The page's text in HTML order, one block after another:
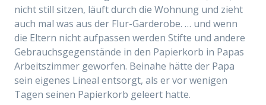
nicht still sitzen, läuft durch die Wohnung und zieht
auch mal was aus der Flur-Garderobe. … und wenn
die Eltern nicht aufpassen werden Stifte und andere
Gebrauchsgegenstände in den Papierkorb in Papas
Arbeitszimmer geworfen. Beinahe hätte der Papa
sein eigenes Lineal entsorgt, als er vor wenigen
Tagen seinen Papierkorb geleert hatte.